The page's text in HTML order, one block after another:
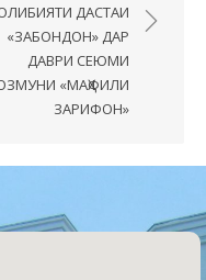
ДАСТАИ
«ЗАБОНДОН» ДАР
ДАВРИ СЕЮМИ
«МАҲФИЛИ
ЗАРИФОН»